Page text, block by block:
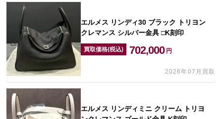
エルメス リンディ30 ブラック トリヨン
クレマンス シルバー金具 □K刻印
買取価格(税込) 702,000 円
2026年07月買取
エルメス リンディミニ クリーム トリヨ